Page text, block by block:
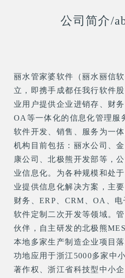
公司简介/
丽水管家婆软件（丽水丽信
立，即携手成都任我行软件
业用户提供企业进销存、财
OA等一体化的信息化管理服
软件开发、销售、服务为一
机构目前包括：丽水公司、
康公司、北极熊开发部等，
业信息化。为各种规模和处
业提供信息化解决方案，主
财务、ERP、CRM、OA、电
软件定制二次开发等领域。
伙伴，自主研发的北极熊
本地多家生产制造企业项目
功地应用于浙江5000多家中
著作权、浙江省科技型中小企